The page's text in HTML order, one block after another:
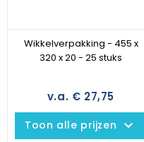
Wikkelverpakking - 455 x
320 x 20 - 25 stuks
v.a. € 27,75
Toon alle prijzen keyboard_arrow_down